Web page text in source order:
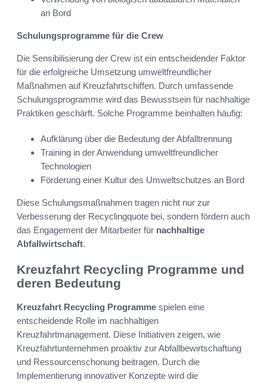
an Bord
Schulungsprogramme für die Crew
Die Sensibilisierung der Crew ist ein entscheidender Faktor
für die erfolgreiche Umsetzung umweltfreundlicher
Maßnahmen auf Kreuzfahrtschiffen. Durch umfassende
Schulungsprogramme wird das Bewusstsein für nachhaltige
Praktiken geschärft. Solche Programme beinhalten häufig:
Aufklärung über die Bedeutung der Abfalltrennung
Training in der Anwendung umweltfreundlicher
Technologien
Förderung einer Kultur des Umweltschutzes an Bord
Diese Schulungsmaßnahmen tragen nicht nur zur
Verbesserung der Recyclingquote bei, sondern fördern auch
das Engagement der Mitarbeiter für nachhaltige
Abfallwirtschaft.
Kreuzfahrt Recycling Programme und
deren Bedeutung
Kreuzfahrt Recycling Programme spielen eine
entscheidende Rolle im nachhaltigen
Kreuzfahrtmanagement. Diese Initiativen zeigen, wie
Kreuzfahrtunternehmen proaktiv zur Abfallbewirtschaftung
und Ressourcenschonung beitragen. Durch die
Implementierung innovativer Konzepte wird die